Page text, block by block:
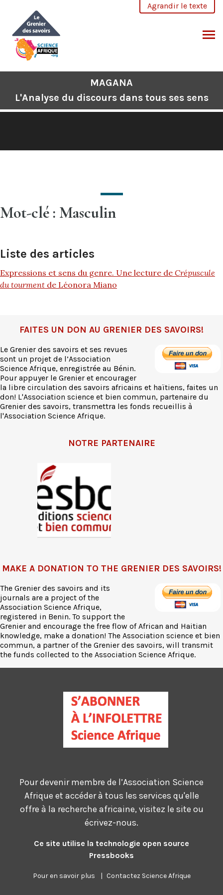
contenu
Agrandir le texte
MAGANA
L'Analyse du discours dans tous ses sens
Mot-clé : Masculin
Liste des articles
Expressions et sens du genre. Une lecture de Crépuscule
du tourment de Léonora Miano
FAITES UN DON AU GRENIER DES SAVOIRS!
Le Grenier des savoirs et ses revues
sont un projet de l’Association
Science Afrique, enregistrée au Bénin.
Pour appuyer le Grenier et encourager
la libre circulation des savoirs africains et haïtiens, faites un
don! L'Association science et bien commun, partenaire du
Grenier des savoirs, transmettra les fonds recueillis à
l'Association Science Afrique.
NOTRE PARTENAIRE
MAKE A DONATION TO THE GRENIER DES SAVOIRS!
The Grenier des savoirs and its
journals are a project of the
Association Science Afrique,
registered in Benin. To support the
Grenier and encourage the free flow of African and Haitian
knowledge, make a donation! The Association science et bien
commun, a partner of the Grenier des savoirs, will transmit
the funds collected to the Association Science Afrique.
Pour devenir membre de l’Association Science
Afrique et accéder à tous les services qu'elle
offre à la recherche africaine, visitez le site ou
écrivez-nous.
Ce site utilise la technologie open source
Pressbooks
Pour en savoir plus | Contactez Science Afrique